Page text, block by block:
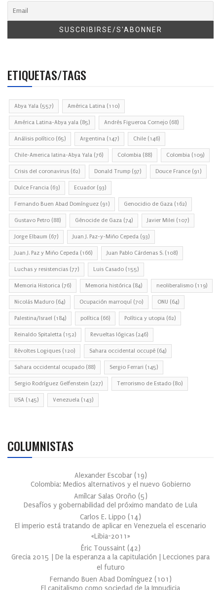
ETIQUETAS/TAGS
Abya Yala (557) América Latina (110)
América Latina-Abya yala (85) Andrés Figueroa Cornejo (68)
Análisis político (65) Argentina (147) Chile (146)
Chile-America latina-Abya Yala (76) Colombia (88) Colombia (109)
Crisis del coronavirus (62) Donald Trump (97) Douce France (91)
Dulce Francia (63) Ecuador (93)
Fernando Buen Abad Domínguez (91) Genocidio de Gaza (162)
Gustavo Petro (88) Génocide de Gaza (74) Javier Milei (107)
Jorge Elbaum (67) Juan J. Paz-y-Miño Cepeda (93)
Juan J. Paz y Miño Cepeda (166) Juan Pablo Cárdenas S. (108)
Luchas y resistencias (77) Luis Casado (155)
Memoria Historica (76) Memoria histórica (84) neoliberalismo (119)
Nicolás Maduro (64) Ocupación marroquí (70) ONU (64)
Palestina/Israel (184) política (66) Política y utopia (62)
Reinaldo Spitaletta (152) Revueltas lógicas (246)
Révoltes Logiques (120) Sahara occidental occupé (64)
Sahara occidental ocupado (88) Sergio Ferrari (145)
Sergio Rodríguez Gelfenstein (227) Terrorismo de Estado (80)
USA (145) Venezuela (143)
COLUMNISTAS
Alexander Escobar (19)
Colombia: Medios alternativos y el nuevo Gobierno
Amílcar Salas Oroño (5)
Desafíos y gobernabilidad del próximo mandato de Lula
Carlos E. Lippo (14)
El imperio está tratando de aplicar en Venezuela el escenario
«Libia-2011»
Éric Toussaint (42)
Grecia 2015 | De la esperanza a la capitulación | Lecciones para
el futuro
Fernando Buen Abad Domínguez (101 )
El capitalismo como sociedad de la Impudicia